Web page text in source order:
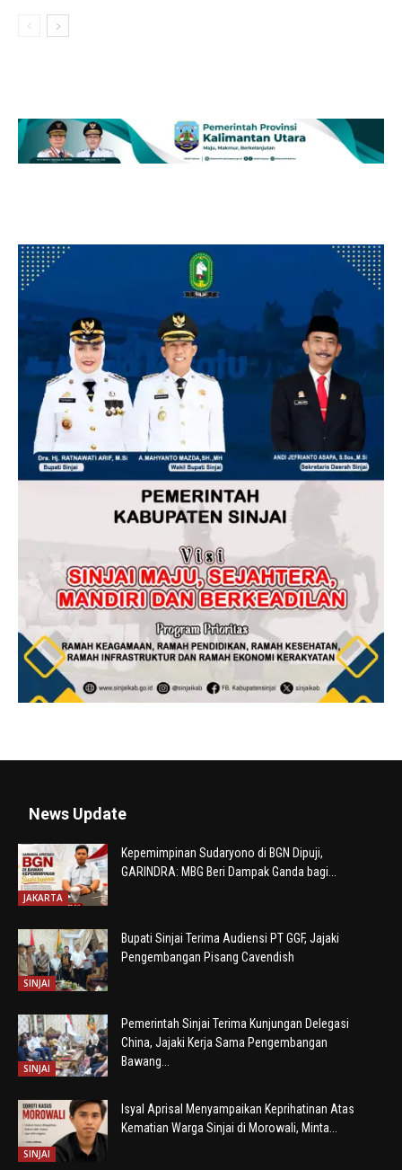
News Update
JAKARTA
Kepemimpinan Sudaryono di BGN Dipuji,
GARINDRA: MBG Beri Dampak Ganda bagi...
SINJAI
Bupati Sinjai Terima Audiensi PT GGF, Jajaki
Pengembangan Pisang Cavendish
SINJAI
Pemerintah Sinjai Terima Kunjungan Delegasi
China, Jajaki Kerja Sama Pengembangan
Bawang...
SINJAI
Isyal Aprisal Menyampaikan Keprihatinan Atas
Kematian Warga Sinjai di Morowali, Minta...